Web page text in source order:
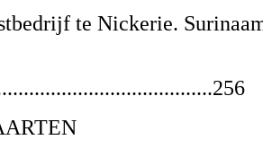
te Nickerie.